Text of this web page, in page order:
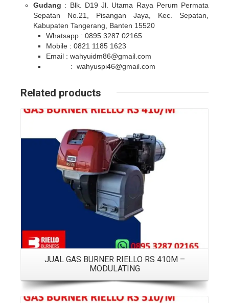
Gudang : Blk. D19 Jl. Utama Raya Perum Permata
Sepatan No.21, Pisangan Jaya, Kec. Sepatan,
Kabupaten Tangerang, Banten 15520
Whatsapp : 0895 3287 02165
Mobile : 0821 1185 1623
Email : wahyuidm86@gmail.com
: wahyuspi46@gmail.com
Related products
Details
JUAL GAS BURNER RIELLO RS 410M –
MODULATING